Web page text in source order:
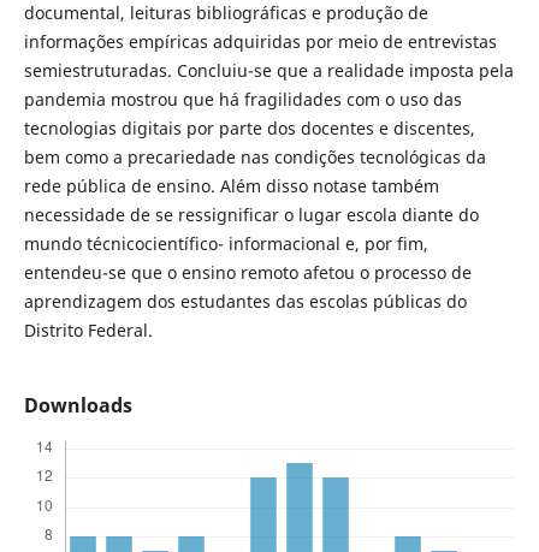
documental, leituras bibliográficas e produção de
informações empíricas adquiridas por meio de entrevistas
semiestruturadas. Concluiu-se que a realidade imposta pela
pandemia mostrou que há fragilidades com o uso das
tecnologias digitais por parte dos docentes e discentes,
bem como a precariedade nas condições tecnológicas da
rede pública de ensino. Além disso notase também
necessidade de se ressignificar o lugar escola diante do
mundo técnicocientífico- informacional e, por fim,
entendeu-se que o ensino remoto afetou o processo de
aprendizagem dos estudantes das escolas públicas do
Distrito Federal.
Downloads